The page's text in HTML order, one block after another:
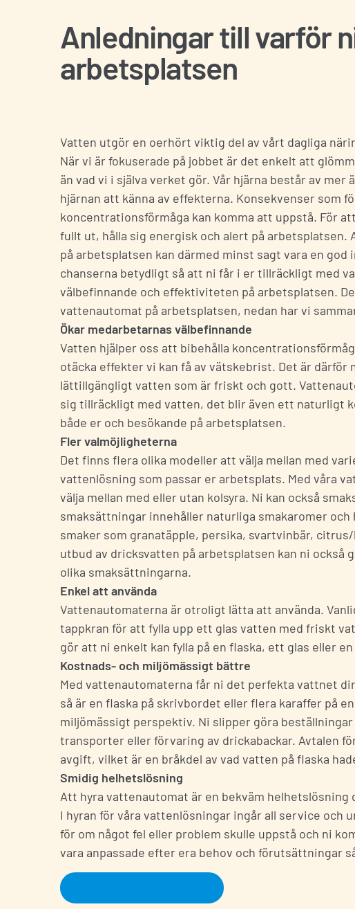
Anledningar till varför
arbetsplatsen
Vatten utgör en oerhört viktig del av vårt dagliga
När vi är fokuserade på jobbet är det enkelt att
än vad vi i själva verket gör. Vår hjärna består av
hjärnan att känna av effekterna. Konsekvenser som
koncentrationsförmåga kan komma att uppstå. För
fullt ut, hålla sig energisk och alert på arbetsplatsen.
på arbetsplatsen kan därmed minst sagt vara en
chanserna betydligt så att ni får i er tillräckligt med
välbefinnande och effektiviteten på arbetsplatsen.
vattenautomat på arbetsplatsen, nedan har vi
Ökar medarbetarnas välbefinnande
Vatten hjälper oss att bibehålla
otäcka effekter vi kan få av vätskebrist. Det är
lättillgängligt vatten som är friskt och gott.
sig tillräckligt med vatten, det blir även ett naturligt
både er och besökande på arbetsplatsen.
Fler valmöjligheterna
Det finns flera olika modeller att välja mellan med
vattenlösning som passar er arbetsplats. Med våra
välja mellan med eller utan kolsyra. Ni kan också
smaksättningar innehåller naturliga smakaromer
smaker som granatäpple, persika, svartvinbär,
utbud av dricksvatten på arbetsplatsen kan ni
olika smaksättningarna.
Enkel att använda
Vattenautomaterna är otroligt lätta att använda.
tappkran för att fylla upp ett glas vatten med friskt
gör att ni enkelt kan fylla på en flaska, ett glas eller
Kostnads- och miljömässigt bättre
Med vattenautomaterna får ni det perfekta vattnet
så är en flaska på skrivbordet eller flera karaffer på
miljömässigt perspektiv. Ni slipper göra
transporter eller förvaring av drickabackar. Avtalen
avgift, vilket är en bråkdel av vad vatten på flaska
Smidig helhetslösning
Att hyra vattenautomat är en bekväm
I hyran för våra vattenlösningar ingår all service och
för om något fel eller problem skulle uppstå och ni
vara anpassade efter era behov och förutsättningar
Kontakta
Fyll i dina uppgifter